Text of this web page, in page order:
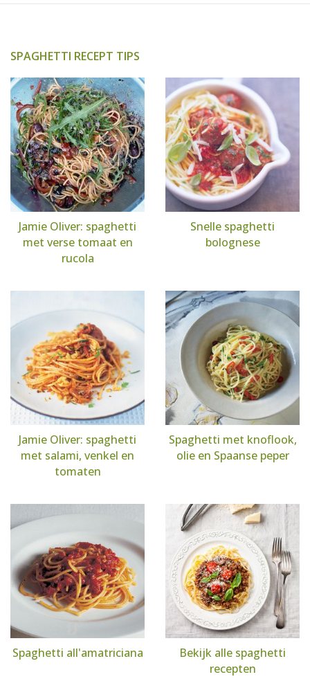
SPAGHETTI RECEPT TIPS
Jamie Oliver: spaghetti
met verse tomaat en
rucola
Snelle spaghetti
bolognese
Jamie Oliver: spaghetti
met salami, venkel en
tomaten
Spaghetti met knoflook,
olie en Spaanse peper
Spaghetti all'amatriciana
Bekijk alle spaghetti
recepten